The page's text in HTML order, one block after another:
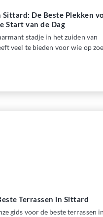
De Beste Plekken
Start van de Dag
stadje in het zuiden van
veel te bieden voor wie op
Terrassen in Sittard
gids voor de beste terrassen in